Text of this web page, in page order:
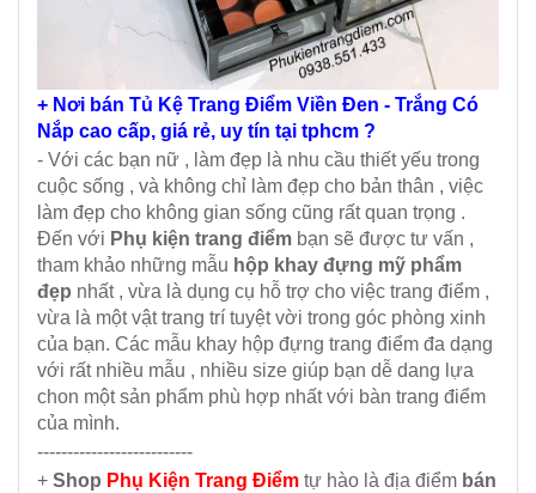
+ Nơi bán Tủ Kệ Trang Điểm Viền Đen - Trắng Có
Nắp cao cấp, giá rẻ, uy tín tại tphcm ?
- Với các bạn nữ , làm đẹp là nhu cầu thiết yếu trong
cuộc sống , và không chỉ làm đẹp cho bản thân , việc
làm đẹp cho không gian sống cũng rất quan trọng .
Đến với Phụ kiện trang điểm bạn sẽ được tư vấn ,
tham khảo những mẫu hộp khay đựng mỹ phẩm
đẹp nhất , vừa là dụng cụ hỗ trợ cho việc trang điểm ,
vừa là một vật trang trí tuyệt vời trong góc phòng xinh
của bạn. Các mẫu khay hộp đựng trang điểm đa dạng
với rất nhiều mẫu , nhiều size giúp bạn dễ dang lựa
chon một sản phẩm phù hợp nhất với bàn trang điểm
của mình.
--------------------------
+ Shop Phụ Kiện Trang Điểm tự hào là địa điểm bán